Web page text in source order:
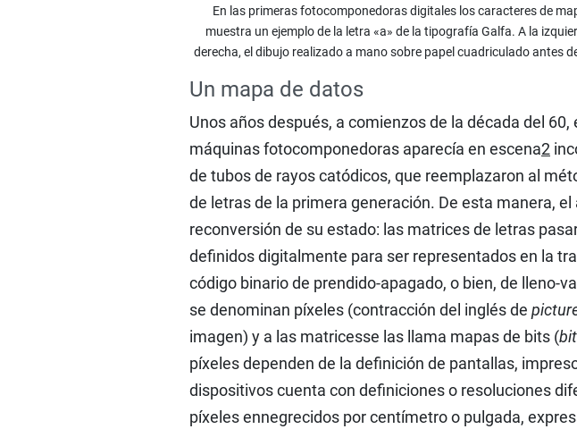
En las primeras fotocomponedoras digitales los caracteres de
muestra un ejemplo de la letra «a» de la tipografía Galfa. A la
derecha, el dibujo realizado a mano sobre papel cuadriculado antes
Un mapa de datos
Unos años después, a comienzos de la década del
máquinas fotocomponedoras aparecía en escena2
de tubos de rayos catódicos, que reemplazaron al
de letras de la primera generación. De esta manera,
reconversión de su estado: las matrices de letras
definidos digitalmente para ser representados en la
código binario de prendido-apagado, o bien, de lleno-
se denominan píxeles (contracción del inglés de
imagen) y a las matricesse las llama mapas de bits (
píxeles dependen de la definición de pantallas,
dispositivos cuenta con definiciones o resoluciones
píxeles ennegrecidos por centímetro o pulgada,